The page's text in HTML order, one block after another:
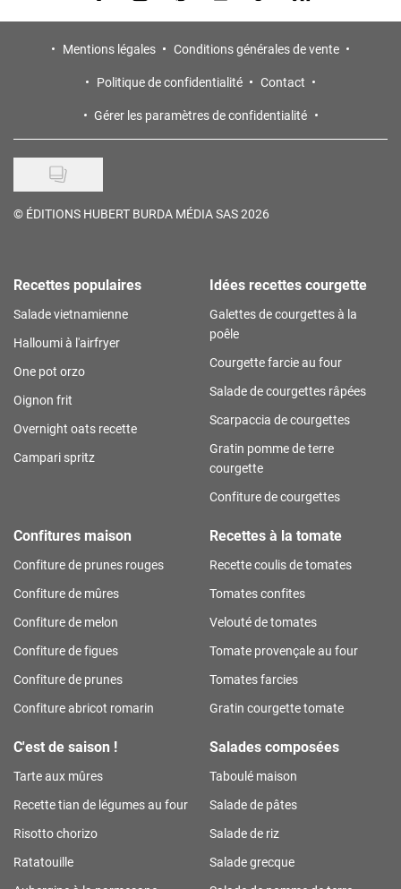
Mentions légales
Conditions générales de vente
Politique de confidentialité
Contact
Gérer les paramètres de confidentialité
© ÉDITIONS HUBERT BURDA MÉDIA SAS 2026
Recettes populaires
Salade vietnamienne
Halloumi à l'airfryer
One pot orzo
Oignon frit
Overnight oats recette
Campari spritz
Idées recettes courgette
Galettes de courgettes à la
poêle
Courgette farcie au four
Salade de courgettes râpées
Scarpaccia de courgettes
Gratin pomme de terre
courgette
Confiture de courgettes
Confitures maison
Confiture de prunes rouges
Confiture de mûres
Confiture de melon
Confiture de figues
Confiture de prunes
Confiture abricot romarin
Recettes à la tomate
Recette coulis de tomates
Tomates confites
Velouté de tomates
Tomate provençale au four
Tomates farcies
Gratin courgette tomate
C'est de saison !
Tarte aux mûres
Recette tian de légumes au four
Risotto chorizo
Ratatouille
Salades composées
Taboulé maison
Salade de pâtes
Salade de riz
Salade grecque